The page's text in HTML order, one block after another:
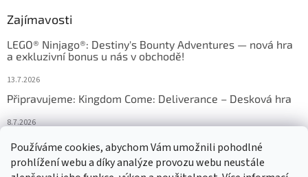
Používáme cookies, abychom Vám umožnili pohodlné
prohlížení webu a díky analýze provozu webu neustále
Zajímavosti
LEGO® Ninjago®: Destiny's Bounty Adventures — nová hra
a exkluzivní bonus u nás v obchodě!
13.7.2026
Připravujeme: Kingdom Come: Deliverance – Desková hra
8.7.2026
Nejlepší deskové hry: výběr, který frčí v celém Česku
18.6.2026